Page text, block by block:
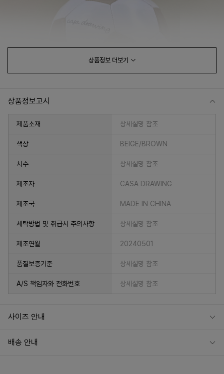
상품정보 더보기
상품정보고시
제품소재 상세설명 참조
색상 BEIGE/BROWN
치수 상세설명 참조
제조자 CASA DRAWING
제조국 MADE IN CHINA
세탁방법 및 취급시 주의사항 상세설명 참조
제조연월 20240501
품질보증기준 상세설명 참조
A/S 책임자와 전화번호 상세설명 참조
사이즈 안내
배송 안내